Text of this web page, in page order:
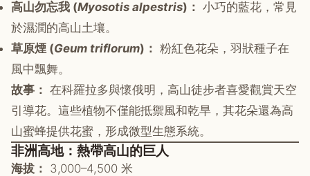
高山勿忘我 (Myosotis alpestris)： 小巧的藍花，常見
於濕潤的高山土壤。
草原煙 (Geum triflorum)： 粉紅色花朵，羽狀種子在
風中飄舞。
故事： 在科羅拉多與懷俄明，高山徒步者喜愛觀賞天空
引導花。這些植物不僅能抵禦風和乾旱，其花朵還為高
山蜜蜂提供花蜜，形成微型生態系統。
非洲高地：熱帶高山的巨人
海拔： 3,000–4,500 米